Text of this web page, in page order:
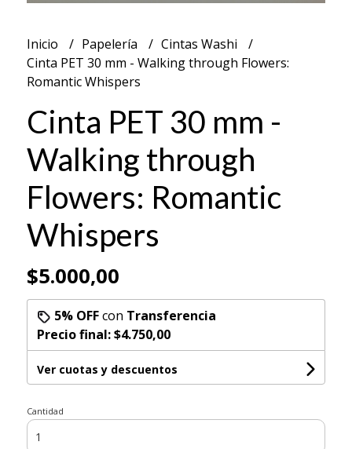
Inicio Papelería
Cintas Washi
Cinta PET 30 mm - Walking through Flowers:
Romantic Whispers
Cinta PET 30 mm -
Walking through
Flowers: Romantic
Whispers
$5.000,00
5% OFFcon Transferencia
Precio final:$4.750,00
Ver cuotas y descuentos
Cantidad